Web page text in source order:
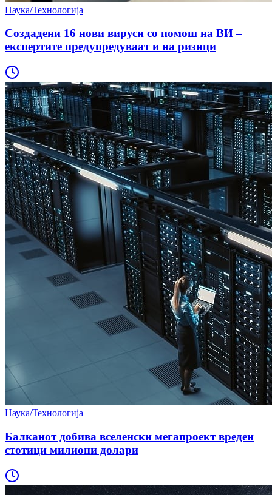
Наука/Технологија
Создадени 16 нови вируси со помош на ВИ –
експертите предупредуваат и на ризици
Наука/Технологија
Балканот добива вселенски мегапроект вреден
стотици милиони долари